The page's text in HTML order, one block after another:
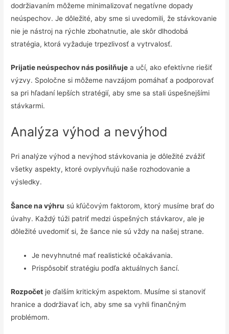
dodržiavaním môžeme minimalizovať negatívne dopady
neúspechov. Je dôležité, aby sme si uvedomili, že stávkovanie
nie je nástroj na rýchle zbohatnutie, ale skôr dlhodobá
stratégia, ktorá vyžaduje trpezlivosť a vytrvalosť.
Prijatie neúspechov nás posilňuje a učí, ako efektívne riešiť
výzvy. Spoločne si môžeme navzájom pomáhať a podporovať
sa pri hľadaní lepších stratégií, aby sme sa stali úspešnejšími
stávkarmi.
Analýza výhod a nevýhod
Pri analýze výhod a nevýhod stávkovania je dôležité zvážiť
všetky aspekty, ktoré ovplyvňujú naše rozhodovanie a
výsledky.
Šance na výhru sú kľúčovým faktorom, ktorý musíme brať do
úvahy. Každý túži patriť medzi úspešných stávkarov, ale je
dôležité uvedomiť si, že šance nie sú vždy na našej strane.
Je nevyhnutné mať realistické očakávania.
Prispôsobiť stratégiu podľa aktuálnych šancí.
Rozpočet je ďalším kritickým aspektom. Musíme si stanoviť
hranice a dodržiavať ich, aby sme sa vyhli finančným
problémom.